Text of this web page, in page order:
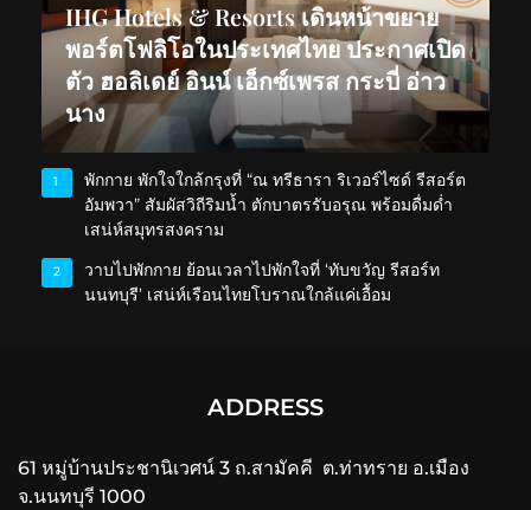
IHG Hotels & Resorts เดินหน้าขยาย
พอร์ตโฟลิโอในประเทศไทย ประกาศเปิด
ตัว ฮอลิเดย์ อินน์ เอ็กซ์เพรส กระบี่ อ่าว
นาง
1
พักกาย พักใจใกล้กรุงที่ “ณ ทรีธารา ริเวอร์ไซด์ รีสอร์ต
อัมพวา” สัมผัสวิถีริมน้ำ ตักบาตรรับอรุณ พร้อมดื่มด่ำ
เสน่ห์สมุทรสงคราม
2
วาบไปพักกาย ย้อนเวลาไปพักใจที่ ‘ทับขวัญ รีสอร์ท
นนทบุรี’ เสน่ห์เรือนไทยโบราณใกล้แค่เอื้อม
ADDRESS
61 หมู่บ้านประชานิเวศน์ 3 ถ.สามัคคี ต.ท่าทราย อ.เมือง
จ.นนทบุรี 1000